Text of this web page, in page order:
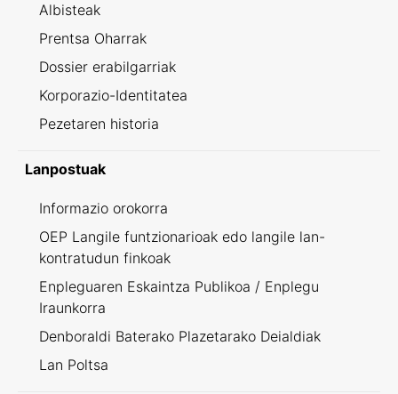
Albisteak
Prentsa Oharrak
Dossier erabilgarriak
Korporazio-Identitatea
Pezetaren historia
Lanpostuak
Informazio orokorra
OEP Langile funtzionarioak edo langile lan-
kontratudun finkoak
Enpleguaren Eskaintza Publikoa / Enplegu
Iraunkorra
Denboraldi Baterako Plazetarako Deialdiak
Lan Poltsa